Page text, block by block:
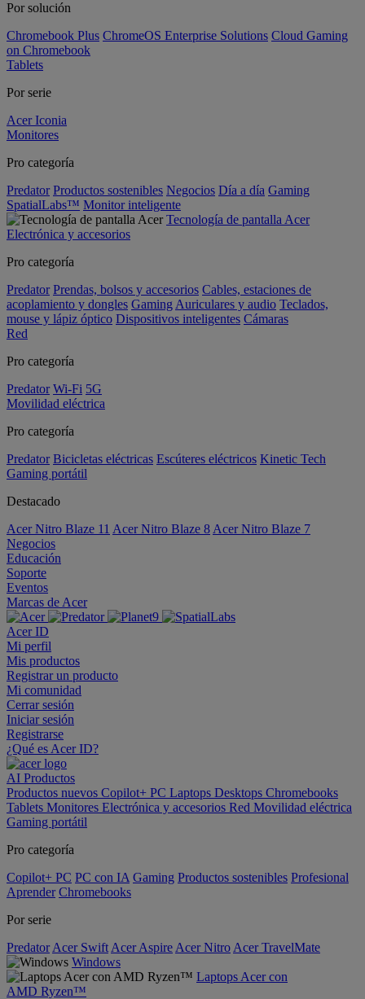
Por solución
Chromebook Plus ChromeOS Enterprise Solutions Cloud Gaming
on Chromebook
Tablets
Por serie
Acer Iconia
Monitores
Pro categoría
Predator Productos sostenibles Negocios Día a día Gaming
SpatialLabs™ Monitor inteligente
Tecnología de pantalla Acer
Electrónica y accesorios
Pro categoría
Predator Prendas, bolsos y accesorios Cables, estaciones de
acoplamiento y dongles Gaming Auriculares y audio Teclados,
mouse y lápiz óptico Dispositivos inteligentes Cámaras
Red
Pro categoría
Predator Wi-Fi 5G
Movilidad eléctrica
Pro categoría
Predator Bicicletas eléctricas Escúteres eléctricos Kinetic Tech
Gaming portátil
Destacado
Acer Nitro Blaze 11 Acer Nitro Blaze 8 Acer Nitro Blaze 7
Negocios
Educación
Soporte
Eventos
Marcas de Acer
Acer ID
Mi perfil
Mis productos
Registrar un producto
Mi comunidad
Cerrar sesión
Iniciar sesión
Registrarse
¿Qué es Acer ID?
AI Productos
Productos nuevos Copilot+ PC Laptops Desktops Chromebooks
Tablets Monitores Electrónica y accesorios Red Movilidad eléctrica
Gaming portátil
Pro categoría
Copilot+ PC PC con IA Gaming Productos sostenibles Profesional
Aprender Chromebooks
Por serie
Predator Acer Swift Acer Aspire Acer Nitro Acer TravelMate
Windows
Laptops Acer con
AMD Ryzen™